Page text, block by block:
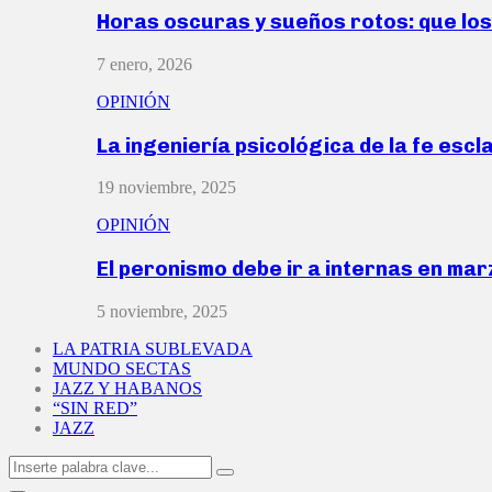
Horas oscuras y sueños rotos: que
7 enero, 2026
OPINIÓN
La ingeniería psicológica de la fe
19 noviembre, 2025
OPINIÓN
El peronismo debe ir a internas en
5 noviembre, 2025
LA PATRIA SUBLEVADA
MUNDO SECTAS
JAZZ Y HABANOS
“SIN RED”
JAZZ
Search
for:
Search